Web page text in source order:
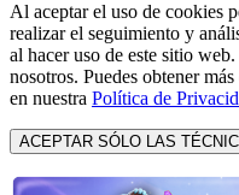
Al aceptar el uso de cookies
realizar el seguimiento y
al hacer uso de este sitio
nosotros. Puedes obtener
en nuestra Política de
ACEPTAR SÓLO LAS